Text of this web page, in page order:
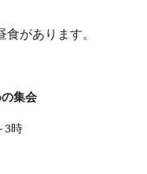
があります。
集会
3時